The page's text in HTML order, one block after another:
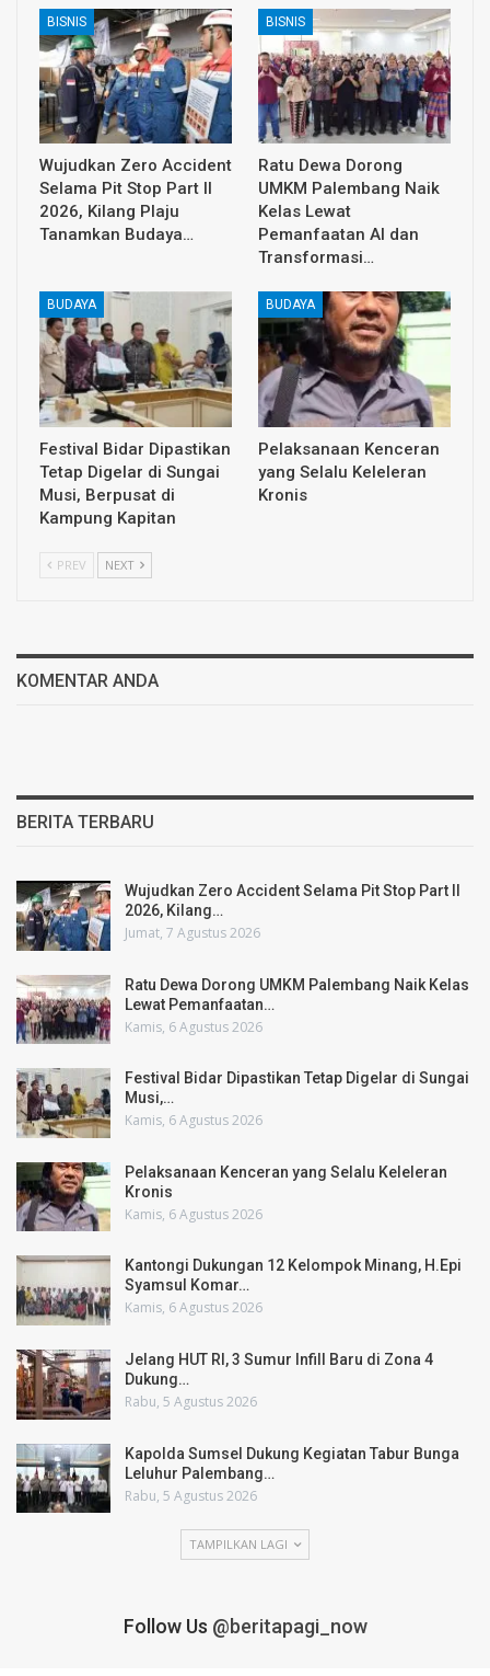
BISNIS
Wujudkan Zero Accident
Selama Pit Stop Part II
2026, Kilang Plaju
Tanamkan Budaya…
BISNIS
Ratu Dewa Dorong
UMKM Palembang Naik
Kelas Lewat
Pemanfaatan AI dan
Transformasi…
BUDAYA
Festival Bidar Dipastikan
Tetap Digelar di Sungai
Musi, Berpusat di
Kampung Kapitan
BUDAYA
Pelaksanaan Kenceran
yang Selalu Keleleran
Kronis
PREV NEXT
KOMENTAR ANDA
BERITA TERBARU
Wujudkan Zero Accident Selama Pit Stop Part II
2026, Kilang…
Jumat, 7 Agustus 2026
Ratu Dewa Dorong UMKM Palembang Naik Kelas
Lewat Pemanfaatan…
Kamis, 6 Agustus 2026
Festival Bidar Dipastikan Tetap Digelar di Sungai
Musi,…
Kamis, 6 Agustus 2026
Pelaksanaan Kenceran yang Selalu Keleleran
Kronis
Kamis, 6 Agustus 2026
Kantongi Dukungan 12 Kelompok Minang, H.Epi
Syamsul Komar…
Kamis, 6 Agustus 2026
Jelang HUT RI, 3 Sumur Infill Baru di Zona 4
Dukung…
Rabu, 5 Agustus 2026
Kapolda Sumsel Dukung Kegiatan Tabur Bunga
Leluhur Palembang…
Rabu, 5 Agustus 2026
TAMPILKAN LAGI
Follow Us @beritapagi_now